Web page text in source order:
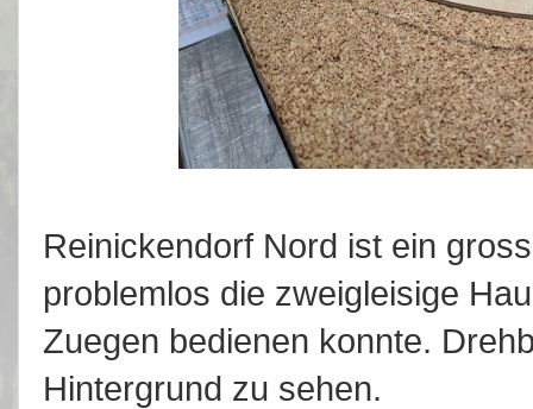
Reinickendorf Nord ist ein
problemlos die zweigleisige
Zuegen bedienen konnte.
Hintergrund zu sehen.